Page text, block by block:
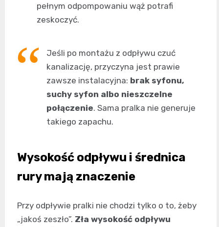
pełnym odpompowaniu wąż potrafi
zeskoczyć.
Jeśli po montażu z odpływu czuć
kanalizację, przyczyna jest prawie
zawsze instalacyjna: brak syfonu,
suchy syfon albo nieszczelne
połączenie. Sama pralka nie generuje
takiego zapachu.
Wysokość odpływu i średnica
rury mają znaczenie
Przy odpływie pralki nie chodzi tylko o to, żeby
„jakoś zeszło”. Zła wysokość odpływu